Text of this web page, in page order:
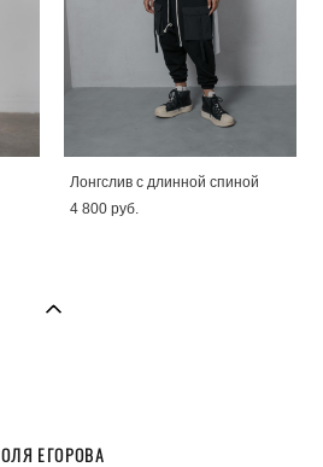
Лонгслив с длинной спиной
4 800 pуб.
ОЛЯ ЕГОРОВА